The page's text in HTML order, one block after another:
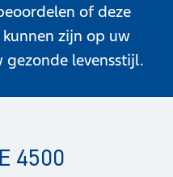
of deze
zijn op uw
levensstijl.
4500